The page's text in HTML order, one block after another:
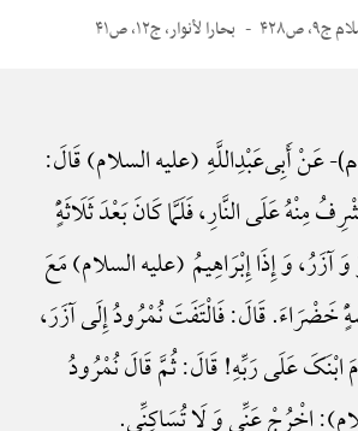
ص۴۲۸ بحارا لأنوار، ج۱۲، ص۴۱
عَنْ أَبِی‌عَبْدِ‌اللَّهِ (علیه السلام) قَالَ:
مِنْهُ عَلَی النَّارِ، فَلَمَّا کَانَ بَعْدَ ثَلَاثَهًٍْ
وَ إِذَا إِبْرَاهِیمُ (علیه السلام) مَعَ
قَالَ: فَالْتَفَتَ نُمْرُودُ إِلَی آزَرَ،
ابْنَکَ عَلَی رَبِّهِ! قَالَ: ثُمَّ قَالَ نُمْرُودُ